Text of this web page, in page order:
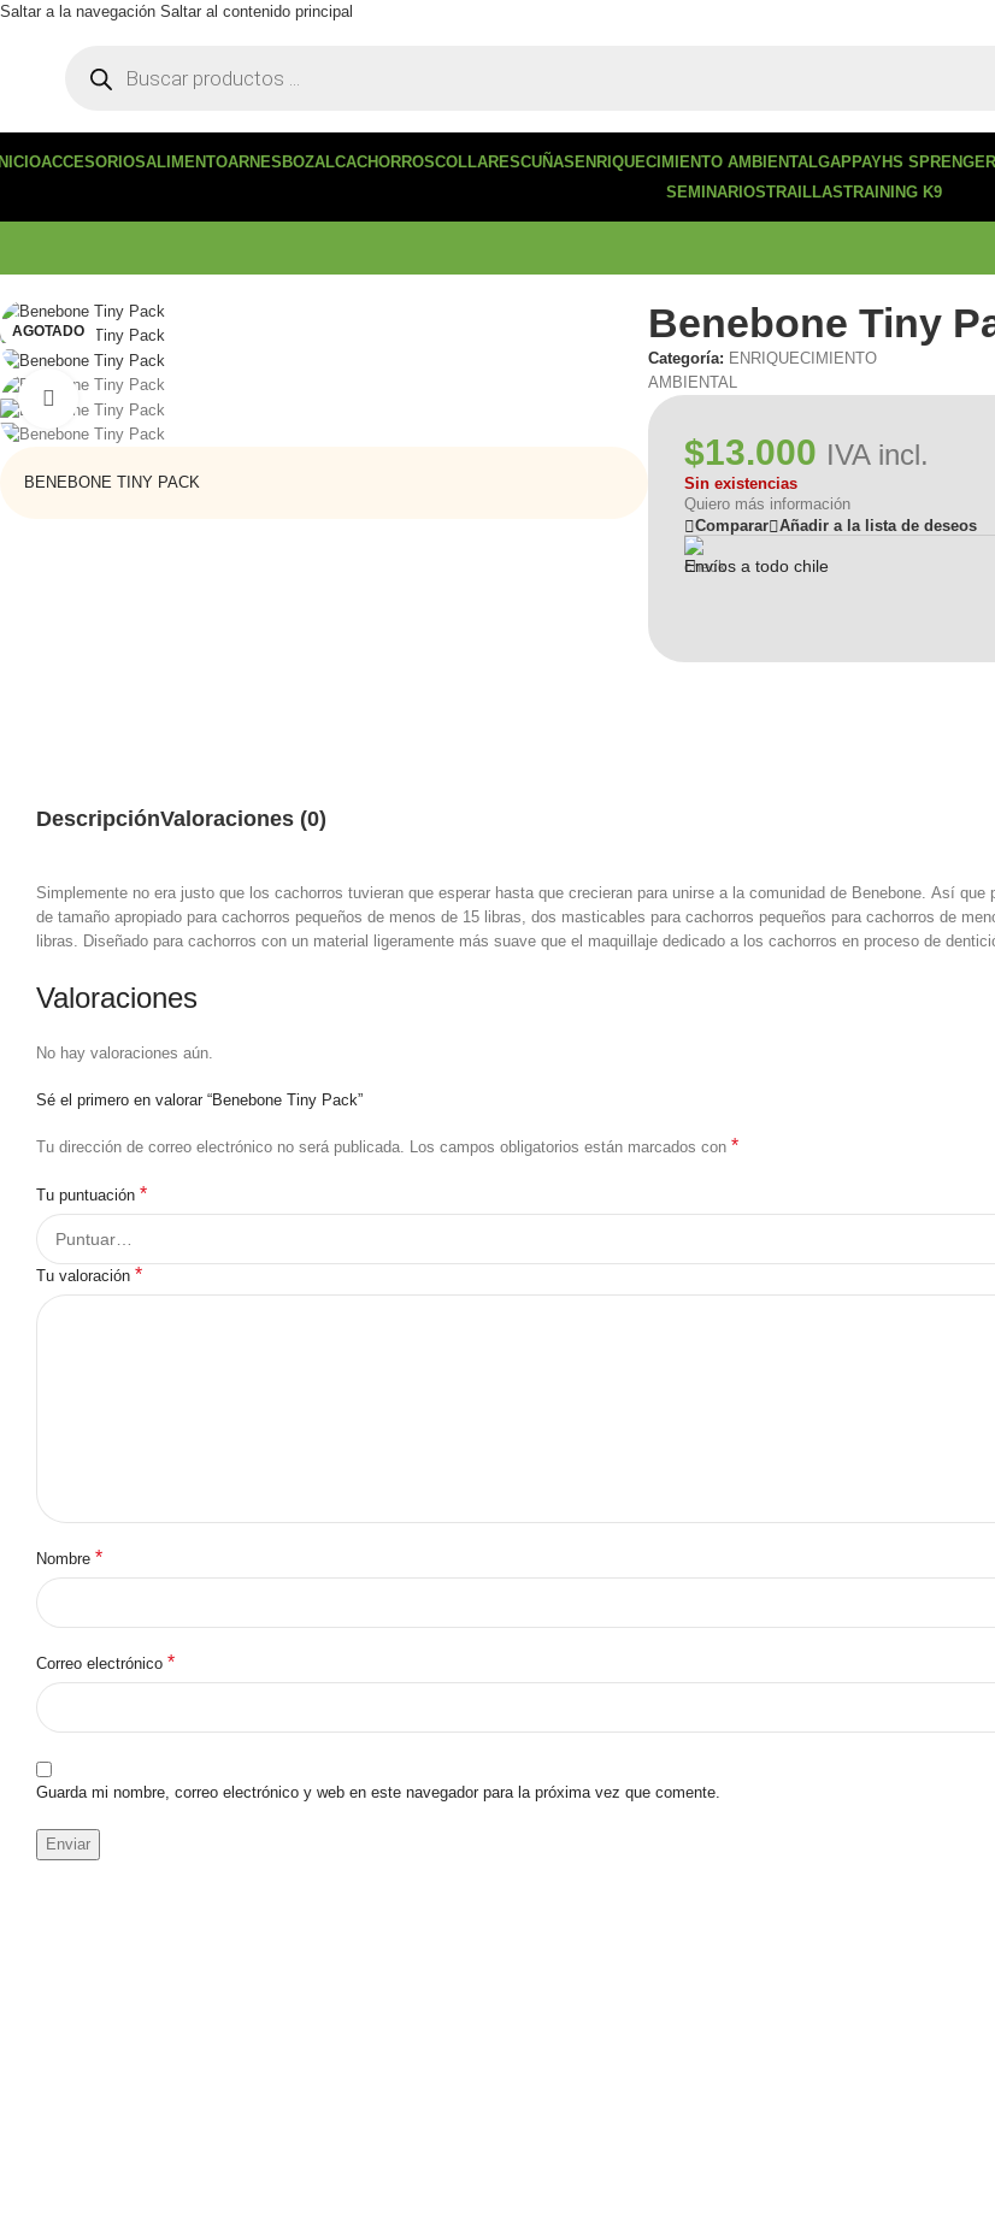
Saltar a la navegación Saltar al contenido principal
ACCESORIOSALIMENTOARNES BOZALCACHORROSCOLLARESCUÑAS ENRIQUECIMIENTO AMBIENTALGAPPAYHS SPRENGER
SEMINARIOSTRAILLASTRAINING K9
AGOTADO
Haga clic para ampliar
BENEBONE TINY PACK
Benebone Tiny
Categoría: ENRIQUECIMIENTO
AMBIENTAL
$13.000 IVA incl.
Sin existencias
Quiero más información
Comparar
Añadir a la lista de deseos
Envíos a todo chile
DescripciónValoraciones (0)
Simplemente no era justo que los cachorros tuvieran que esperar hasta que crecieran para unirse a la comunidad de Benebone. Así
de tamaño apropiado para cachorros pequeños de menos de 15 libras, dos masticables para cachorros pequeños para cachorros de
libras. Diseñado para cachorros con un material ligeramente más suave que el maquillaje dedicado a los cachorros en proceso de
Valoraciones
No hay valoraciones aún.
Sé el primero en valorar “Benebone Tiny Pack”
Tu dirección de correo electrónico no será publicada. Los campos obligatorios están marcados con *
Tu puntuación *
Tu valoración *
Nombre *
Correo electrónico *
Guarda mi nombre, correo electrónico y web en este navegador para la próxima vez que comente.